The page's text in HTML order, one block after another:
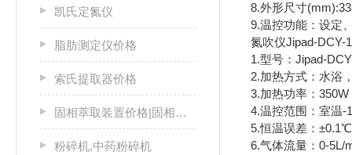
凯氏定氮仪
脂肪测定仪价格
索氏提取器价格
固相萃取装置价格|固相萃取仪厂家
粉碎机,中药粉碎机
8.外形尺寸
9.温控功能：设定
氮吹仪Jipad-DCY-
1.型号：Jipad-
2.加热方式：水浴
3.加热功率：350W
4.温控范围：室温
5.恒温误差：±0.1℃
6.气体流量：0-5L/